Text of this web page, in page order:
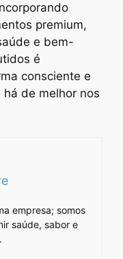
premium,
e bem-
é
consciente e
de melhor nos
empresa; somos
saúde, sabor e